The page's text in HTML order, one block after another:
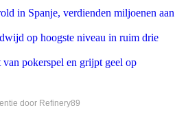
in Spanje, verdienden miljoenen aan
op hoogste niveau in ruim drie
pokerspel en grijpt geel op
door Refinery89